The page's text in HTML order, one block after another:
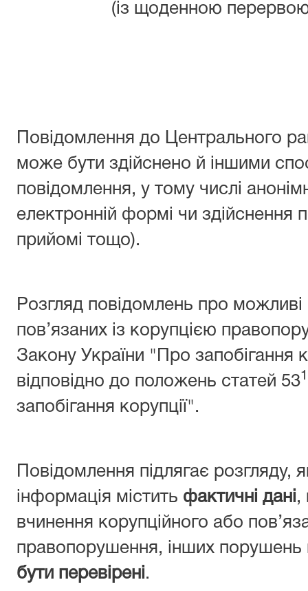
(із щоденною
Повідомлення до Центрального
може бути здійснено й іншими
повідомлення, у тому числі
електронній формі чи здійснення
прийомі тощо).
Розгляд повідомлень про
пов’язаних із корупцією
Закону України "Про запобігання
відповідно до положень статей 531
запобігання корупції".
Повідомлення підлягає
інформація містить фактичні дані,
вчинення корупційного або
правопорушення, інших порушень
бути перевірені.